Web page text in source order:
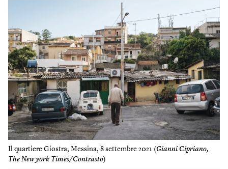
Il quartiere Giostra, Messina, 8 settembre 2021 (Gianni Cipriano,
The New york Times/Contrasto)